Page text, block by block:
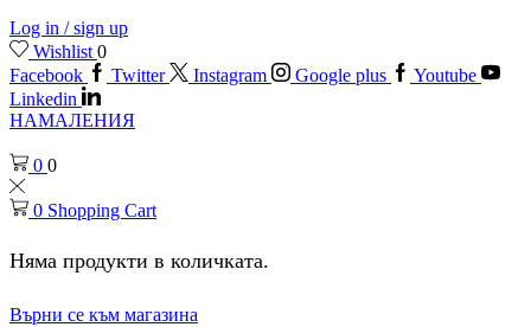
Log in / sign up
Wishlist 0
Facebook
Twitter Instagram Google plus
Youtube
Linkedin
НАМАЛЕНИЯ
0 0
0 Shopping Cart
Няма продукти в количката.
Върни се към магазина